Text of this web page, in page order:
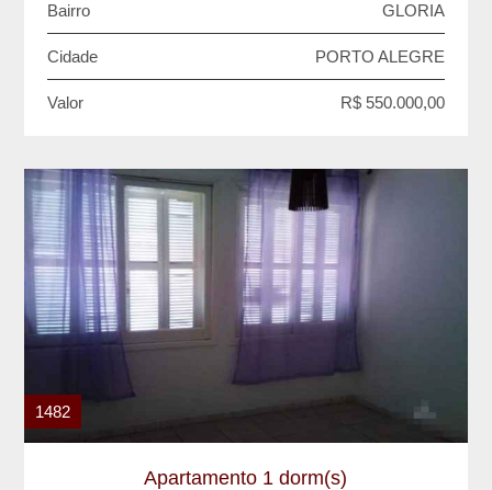
Bairro GLORIA
Cidade PORTO ALEGRE
Valor R$ 550.000,00
1482
Apartamento 1 dorm(s)